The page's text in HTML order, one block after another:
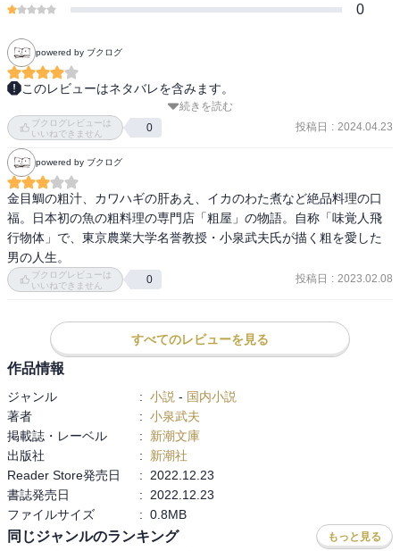
0
powered by ブクログ
このレビューはネタバレを含みます。
実在する粗屋というお店のノンフィクションだと思ったまま最後
まで読んだら、解説で小説だったことが分かる。人々の負の側面
が、別れた奥さん以外ほとんど描かれないのは、ノンフィクション
だから実際あったとしても書かないのだろうと思ったが、フィクシ
ョンなら書けるのではないだろうか。フィクションだとしてもモデ
ルとなるお店があるから書かないのかもしれない。主人公は築地で
マグロの解体の名人だったが、それを辞めて粗だけを扱う料理店を
始める。素晴らしい出会いに恵まれ、順調に開店してどんどん繁盛
してつまずきが一切ない。そのため物語としてのコクが足りない。
をするところが面白い。
僕自身、粗がスーパーで売られていると買って圧力なべで粗汁な
がない。ただ、自分では最低の手間しか掛けない手抜き料理なので
真似しようとは思わない。粗が一番うまいというのは非常に同感
だ。その上安い。
続きを読む
ブクログレビューは
いいねできません
0 投稿日 : 2024.04.23
powered by ブクログ
金目鯛の粗汁、カワハギの肝あえ、イカのわた煮など絶品料理の口
福。日本初の魚の粗料理の専門店「粗屋」の物語。自称「味覚人飛
行物体」で、東京農業大学名誉教授・小泉武夫氏が描く粗を愛した
男の人生。
ブクログレビューは
いいねできません
0 投稿日 : 2023.02.08
すべてのレビューを見る
作品情報
ジャンル : 小説 - 国内小説
著者
: 小泉武夫
掲載誌・レーベル
:
新潮文庫
出版社
:
新潮社
Reader Store発売日
:
2022.12.23
書誌発売日
:
2022.12.23
ファイルサイズ
: 0.8MB
同じジャンルのランキング もっと見る